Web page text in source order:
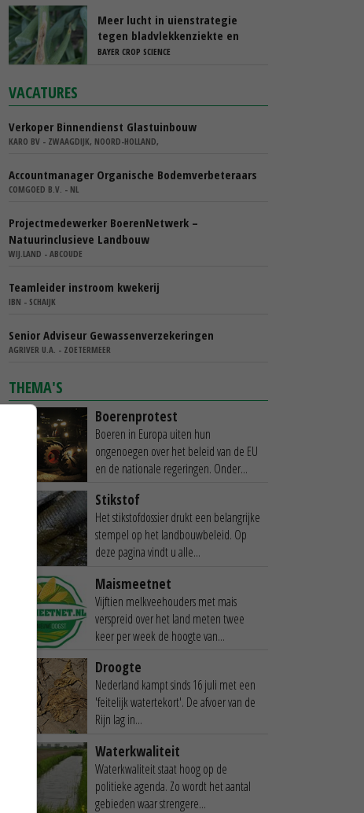
Meer lucht in uienstrategie
tegen bladvlekkenziekte en
stemphylium
BAYER CROP SCIENCE
VACATURES
Verkoper Binnendienst Glastuinbouw
KARO BV - ZWAAGDIJK, NOORD-HOLLAND,
Accountmanager Organische Bodemverbeteraars
COMGOED B.V. - NL
Projectmedewerker BoerenNetwerk –
Natuurinclusieve Landbouw
WIJ.LAND - ABCOUDE
Teamleider instroom kwekerij
IBN - SCHAIJK
Senior Adviseur Gewassenverzekeringen
AGRIVER U.A. - ZOETERMEER
THEMA'S
Boerenprotest
Boeren in Europa uiten hun
ongenoegen over het beleid van de EU
en de nationale regeringen. Onder...
Stikstof
Het stikstofdossier drukt een belangrijke
stempel op het landbouwbeleid. Op
deze pagina vindt u alle...
Maismeetnet
Vijftien melkveehouders met mais
verspreid over het land meten twee
keer per week de hoogte van...
Droogte
Nederland kampt sinds 16 juli met een
'feitelijk watertekort'. De afvoer van de
Rijn lag in...
Waterkwaliteit
Waterkwaliteit staat hoog op de
politieke agenda. Zo wordt het aantal
gebieden waar strengere...